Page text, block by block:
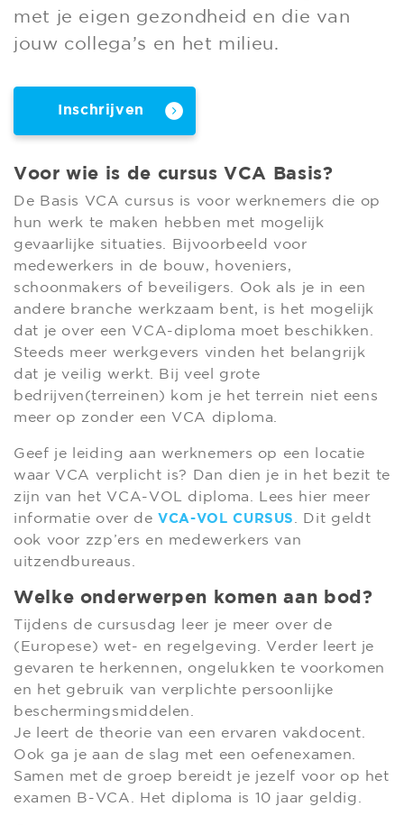
met je eigen gezondheid en die van
jouw collega’s en het milieu.
Inschrijven
Voor wie is de cursus VCA Basis?
De Basis VCA cursus is voor werknemers die op
hun werk te maken hebben met mogelijk
gevaarlijke situaties. Bijvoorbeeld voor
medewerkers in de bouw, hoveniers,
schoonmakers of beveiligers. Ook als je in een
andere branche werkzaam bent, is het mogelijk
dat je over een VCA-diploma moet beschikken.
Steeds meer werkgevers vinden het belangrijk
dat je veilig werkt. Bij veel grote
bedrijven(terreinen) kom je het terrein niet eens
meer op zonder een VCA diploma.
Geef je leiding aan werknemers op een locatie
waar VCA verplicht is? Dan dien je in het bezit te
zijn van het VCA-VOL diploma. Lees hier meer
informatie over de VCA-VOL CURSUS . Dit geldt
ook voor zzp’ers en medewerkers van
uitzendbureaus.
Welke onderwerpen komen aan bod?
Tijdens de cursusdag leer je meer over de
(Europese) wet- en regelgeving. Verder leert je
gevaren te herkennen, ongelukken te voorkomen
en het gebruik van verplichte persoonlijke
beschermingsmiddelen.
Je leert de theorie van een ervaren vakdocent.
Ook ga je aan de slag met een oefenexamen.
Samen met de groep bereidt je jezelf voor op het
examen B-VCA. Het diploma is 10 jaar geldig.